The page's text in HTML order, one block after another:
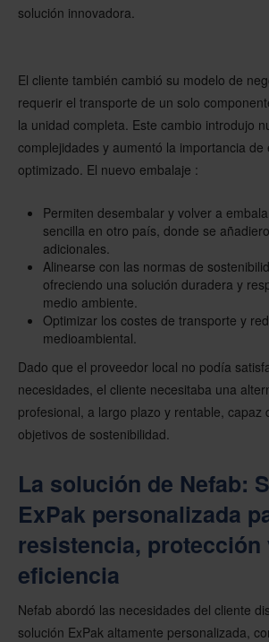
solución innovadora.
El cliente también cambió su modelo de
requerir el transporte de un solo
la unidad completa. Este cambio introdujo
complejidades y aumentó la importancia de
optimizado. El nuevo embalaje :
Permiten desembalar y volver a
sencilla en otro país, donde se
adicionales.
Alinearse con las normas de
ofreciendo una solución duradera y
medio ambiente.
Optimizar los costes de transporte y
medioambiental.
Dado que el proveedor local no podía
necesidades, el cliente necesitaba una
profesional, a largo plazo y rentable, capaz
objetivos de sostenibilidad.
La solución de Nefab:
ExPak personalizada
resistencia, protección
eficiencia
Nefab abordó las necesidades del cliente
solución ExPak altamente personalizada,